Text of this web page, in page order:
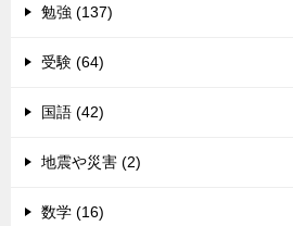
勉強 (137)
受験 (64)
国語 (42)
地震や災害 (2)
数学 (16)